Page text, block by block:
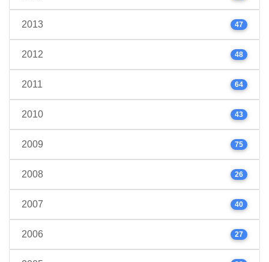
2013 47
2012 48
2011 64
2010 43
2009 75
2008 26
2007 40
2006 27